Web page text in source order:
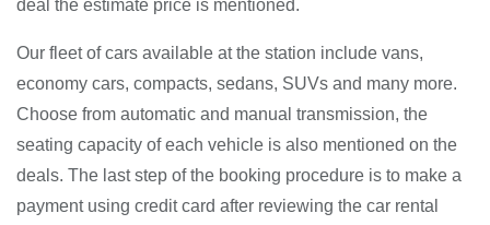
deal the estimate price is mentioned.
Our fleet of cars available at the station include vans,
economy cars, compacts, sedans, SUVs and many more.
Choose from automatic and manual transmission, the
seating capacity of each vehicle is also mentioned on the
deals. The last step of the booking procedure is to make a
payment using credit card after reviewing the car rental